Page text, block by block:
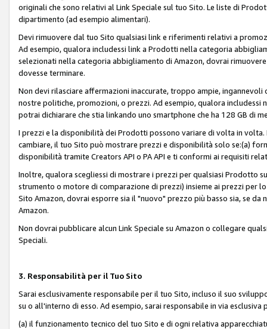
originali che sono relativi al Link Speciale sul tuo Sito. Le liste di
dipartimento (ad esempio alimentari).
Devi rimuovere dal tuo Sito qualsiasi link e riferimenti relativi a
Ad esempio, qualora includessi link a Prodotti nella categoria
selezionati nella categoria abbigliamento di Amazon, dovrai
dovesse terminare.
Non devi rilasciare affermazioni inaccurate, troppo ampie,
nostre politiche, promozioni, o prezzi. Ad esempio, qualora includessi
potrai dichiarare che stia linkando uno smartphone che ha 128 GB di
I prezzi e la disponibilità dei Prodotti possono variare di volta in
cambiare, il tuo Sito può mostrare prezzi e disponibilità solo se:(a)
disponibilità tramite Creators API o PA API e ti conformi ai requisiti
Inoltre, qualora scegliessi di mostrare i prezzi per qualsiasi Prodotto
strumento o motore di comparazione di prezzi) insieme ai prezzi
Sito Amazon, dovrai esporre sia il "nuovo" prezzo più basso sia, se
Amazon.
Non dovrai pubblicare alcun Link Speciale su Amazon o collegare
Speciali.
3. Responsabilità per il Tuo Sito
Sarai esclusivamente responsabile per il tuo Sito, incluso il suo
su o all'interno di esso. Ad esempio, sarai responsabile in via esclusiva
(a) il funzionamento tecnico del tuo Sito e di ogni relativa